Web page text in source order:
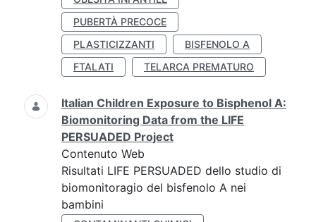
PUBERTÀ PRECOCE
PLASTICIZZANTI
BISFENOLO A
FTALATI
TELARCA PREMATURO
Italian Children Exposure to Bisphenol A:
Biomonitoring Data from the LIFE
PERSUADED Project
Contenuto Web
Risultati LIFE PERSUADED dello studio di
biomonitoragio del bisfenolo A nei
bambini